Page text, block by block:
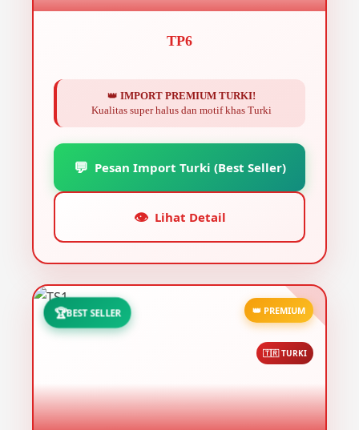
TP6
👑 IMPORT PREMIUM TURKI!
Kualitas super halus dan motif khas Turki
💬 Pesan Import Turki (Best Seller)
👁️ Lihat Detail
🏆BEST SELLER 👑 PREMIUM
🇹🇷 TURKI